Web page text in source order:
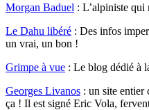
Morgan Baduel : L’alpiniste qui
Le Dahu libéré : Des infos
un vrai, un bon !
Grimpe à vue : Le blog dédié à
Georges Livanos : un site entier
ça ! Il est signé Eric Vola,